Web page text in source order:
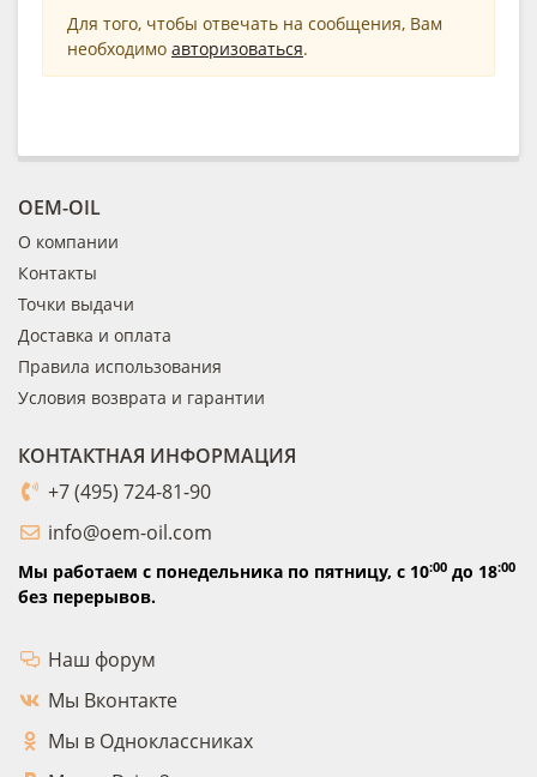
Для того, чтобы отвечать на сообщения, Вам
необходимо авторизоваться.
OEM-OIL
О компании
Контакты
Точки выдачи
Доставка и оплата
Правила использования
Условия возврата и гарантии
КОНТАКТНАЯ ИНФОРМАЦИЯ
+7 (495) 724-81-90
info@oem-oil.com
Мы работаем с понедельника по пятницу, с 10:00 до 18:00
без перерывов.
Наш форум
Мы Вконтакте
Мы в Одноклассниках